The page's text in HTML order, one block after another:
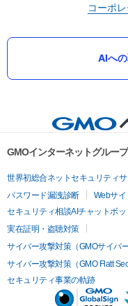
コーポ
AIへ
GMOインターネットグルー
世界初総合ネットセキュリティ
パスワード漏洩診断
Webサ
セキュリティ相談AIチャットボッ
実在証明・盗聴対策
サイバー攻撃対策（GMOサイバ
サイバー攻撃対策（GMO Flatt
セキュリティ事業の軌跡